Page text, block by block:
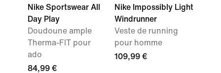
Nike Sportswear All
Day Play
Doudoune ample
Therma-FIT pour
ado
84,99 €
Nike Impossibly Light
Windrunner
Veste de running
pour homme
109,99 €